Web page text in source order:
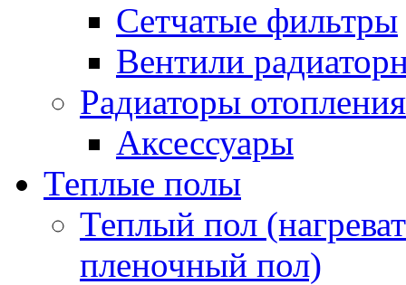
Сетчатые фильтры
Вентили
Радиаторы отопления
Аксессуары
Теплые полы
Теплый пол
пленочный пол)